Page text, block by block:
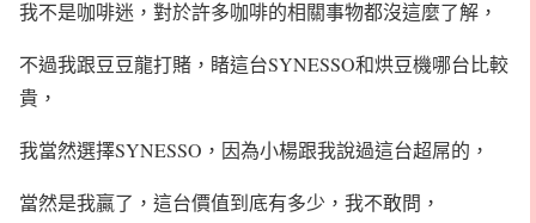
我不是咖啡迷，對於許多咖啡的相關事物都沒這麼了解，
不過我跟豆豆龍打賭，睹這台SYNESSO和烘豆機哪台比較
貴，
我當然選擇SYNESSO，因為小楊跟我說過這台超屌的，
當然是我贏了，這台價值到底有多少，我不敢問，